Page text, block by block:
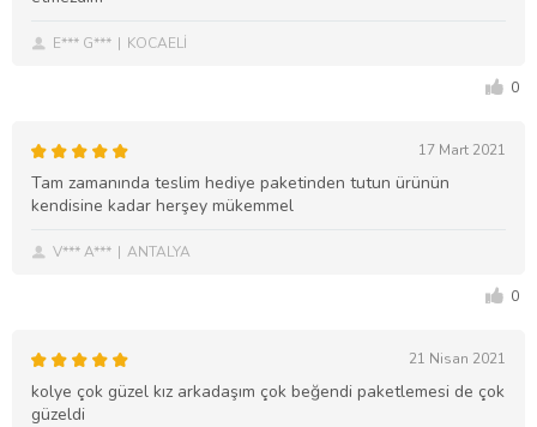
E*** G*** KOCAELİ
0
17 Mart 2021
Tam zamanında teslim hediye paketinden tutun ürünün
kendisine kadar herşey mükemmel
V*** A*** ANTALYA
0
21 Nisan 2021
kolye çok güzel kız arkadaşım çok beğendi paketlemesi de çok
güzeldi